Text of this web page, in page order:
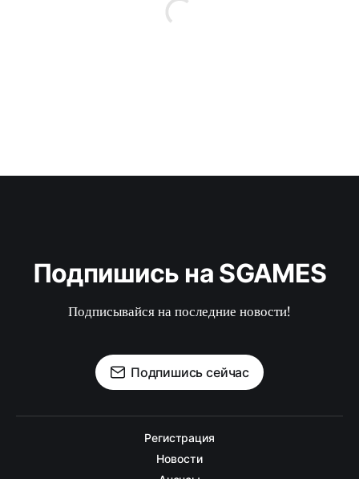
Подпишись на SGAMES
Подписывайся на последние новости!
Подпишись сейчас
Регистрация
Новости